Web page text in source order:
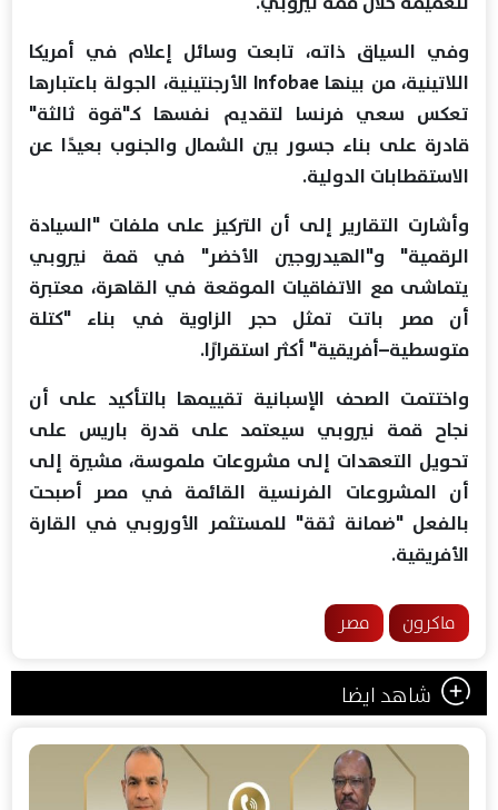
وفي السياق ذاته، تابعت وسائل إعلام في أمريكا
اللاتينية، من بينها Infobae الأرجنتينية، الجولة باعتبارها
تعكس سعي فرنسا لتقديم نفسها كـ"قوة ثالثة"
قادرة على بناء جسور بين الشمال والجنوب بعيدًا عن
الاستقطابات الدولية.
وأشارت التقارير إلى أن التركيز على ملفات "السيادة
الرقمية" و"الهيدروجين الأخضر" في قمة نيروبي
يتماشى مع الاتفاقيات الموقعة في القاهرة، معتبرة
أن مصر باتت تمثل حجر الزاوية في بناء "كتلة
متوسطية–أفريقية" أكثر استقرارًا.
واختتمت الصحف الإسبانية تقييمها بالتأكيد على أن
نجاح قمة نيروبي سيعتمد على قدرة باريس على
تحويل التعهدات إلى مشروعات ملموسة، مشيرة إلى
أن المشروعات الفرنسية القائمة في مصر أصبحت
بالفعل "ضمانة ثقة" للمستثمر الأوروبي في القارة
الأفريقية.
ماكرون مصر
شاهد ايضا